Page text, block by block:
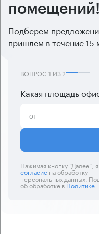
помещений!
Подберем
пришлем в течение 15
ВОПРОС 1 ИЗ2
Какая площадь
Нажимая кнопку “Далее”,
согласиена обработку
персональных данных.
об обработке вПолитике.